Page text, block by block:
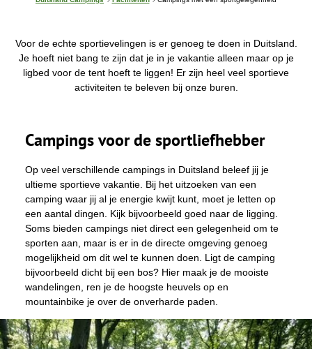
n
d
r
Voor de echte sportievelingen is er genoeg te doen in Duitsland.
Je hoeft niet bang te zijn dat je in je vakantie alleen maar op je
ligbed voor de tent hoeft te liggen! Er zijn heel veel sportieve
activiteiten te beleven bij onze buren.
Campings voor de sportliefhebber
Op veel verschillende campings in Duitsland beleef jij je
ultieme sportieve vakantie. Bij het uitzoeken van een
camping waar jij al je energie kwijt kunt, moet je letten op
een aantal dingen. Kijk bijvoorbeeld goed naar de ligging.
Soms bieden campings niet direct een gelegenheid om te
sporten aan, maar is er in de directe omgeving genoeg
mogelijkheid om dit wel te kunnen doen. Ligt de camping
bijvoorbeeld dicht bij een bos? Hier maak je de mooiste
wandelingen, ren je de hoogste heuvels op en
mountainbike je over de onverharde paden.